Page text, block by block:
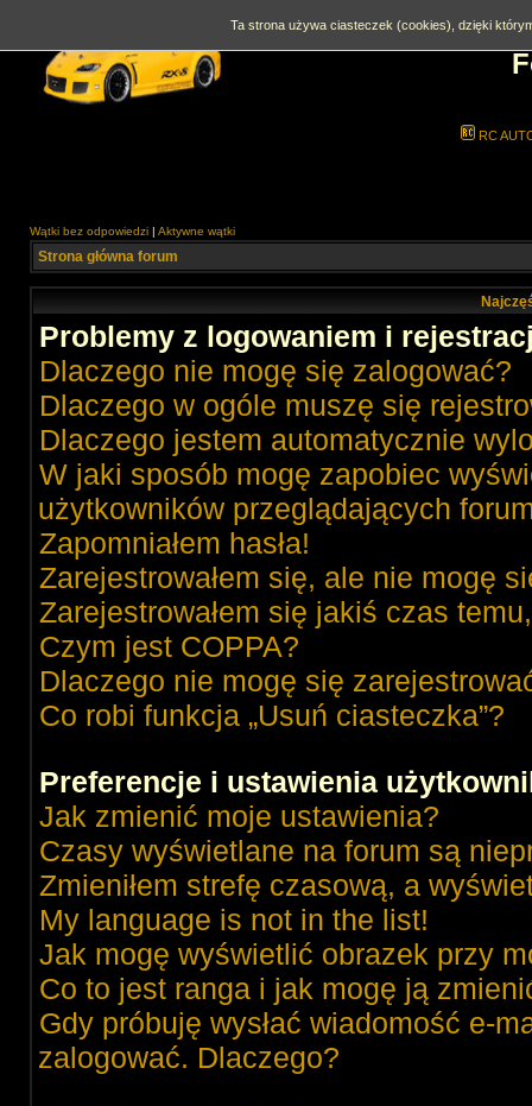
RC
Wątki bez odpowiedzi | Aktywne wątki
Strona główna forum
Problemy z logowaniem i
Dlaczego nie mogę się zalogować?
Dlaczego w ogóle muszę się
Dlaczego jestem automatycznie
W jaki sposób mogę zapobiec
użytkowników przeglądających
Zapomniałem hasła!
Zarejestrowałem się, ale nie mogę
Zarejestrowałem się jakiś czas
Czym jest COPPA?
Dlaczego nie mogę się
Co robi funkcja „Usuń ciasteczka”?
Preferencje i ustawienia
Jak zmienić moje ustawienia?
Czasy wyświetlane na forum są
Zmieniłem strefę czasową, a
My language is not in the list!
Jak mogę wyświetlić obrazek przy
Co to jest ranga i jak mogę ją
Gdy próbuję wysłać wiadomość e-
zalogować. Dlaczego?
Ta strona używa ciasteczek (cookies), dzięki